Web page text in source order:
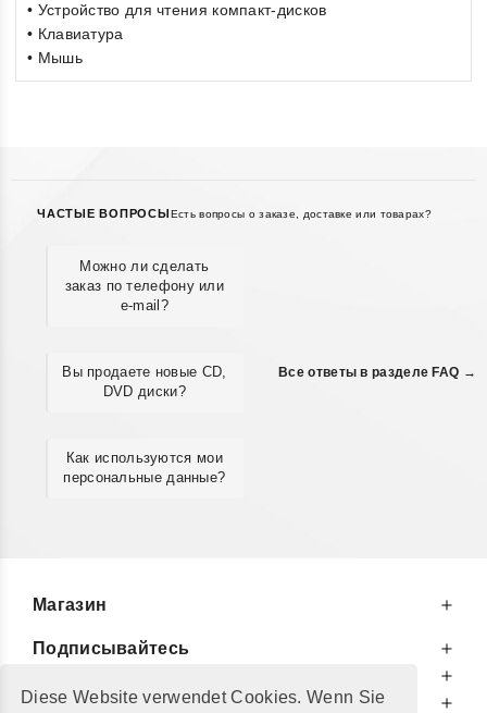
Diese Website verwendet Cookies. Wenn Sie
• Устройство для чтения компакт-дисков
• Клавиатура
• Мышь
ЧАСТЫЕ ВОПРОСЫ Есть вопросы о заказе, доставке или товарах?
Можно ли сделать
заказ по телефону или
e-mail?
Вы продаете новые CD,
DVD диски?
Как используются мои
персональные данные?
Все ответы в разделе FAQ →
Магазин
Подписывайтесь
Информируем Вас